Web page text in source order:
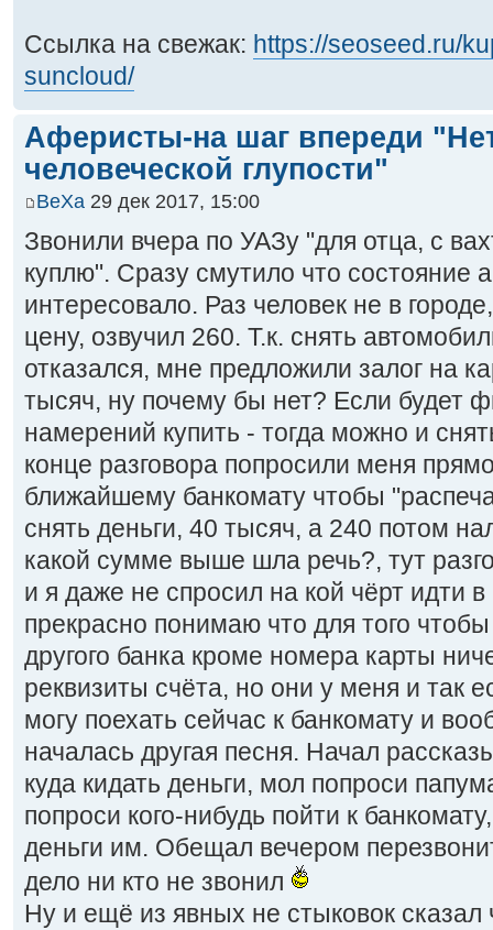
Ссылка на свежак: https://seoseed.ru/
suncloud/
Аферисты-на шаг впереди
человеческой глупости"
BeXa 29 дек 2017, 15:00
Звонили вчера по УАЗу "для отца, с
куплю". Сразу смутило что состояние
интересовало. Раз человек не в
цену, озвучил 260. Т.к. снять
отказался, мне предложили залог на
тысяч, ну почему бы нет? Если будет
намерений купить - тогда можно и
конце разговора попросили меня
ближайшему банкомату чтобы
снять деньги, 40 тысяч, а 240 потом
какой сумме выше шла речь?, тут
и я даже не спросил на кой чёрт идти в
прекрасно понимаю что для того
другого банка кроме номера карты
реквизиты счёта, но они у меня и так
могу поехать сейчас к банкомату и
началась другая песня. Начал
куда кидать деньги, мол попроси
попроси кого-нибудь пойти к
деньги им. Обещал вечером
дело ни кто не звонил
Ну и ещё из явных не стыковок сказал